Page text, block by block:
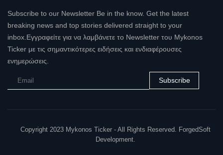
Subscribe to our Newsletter Be in the know. Get the latest
breaking news and top stories delivered straight to your
inbox.Εγγραφείτε για να λαμβάνετε το Newsletter του Mykonos
Ticker με τις σημαντικότερες ειδήσεις και ενδιαφέρουσες
ενημερώσεις.
Subscribe
Copyright 2023 Mykonos Ticker - All Rights Reserved. ForgedSoft
Development.